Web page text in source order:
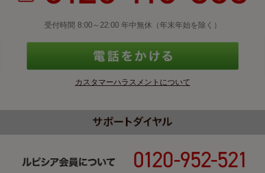
受付時間 8:00～22:00 年中無休（年末年始を除く）
カスタマーハラスメントについて